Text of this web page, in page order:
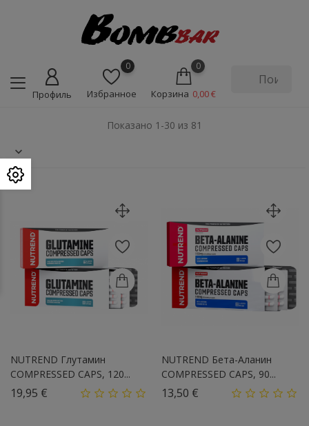
Профиль
0
Избранное
0
Корзина 0,00 €
Показано 1-30 из 81
NUTREND Глутамин
COMPRESSED CAPS, 120...
19,95 €
NUTREND Бета-Аланин
COMPRESSED CAPS, 90...
13,50 €